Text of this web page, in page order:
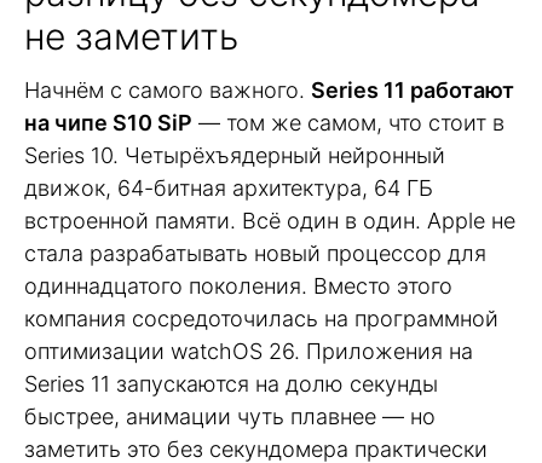
не заметить
Начнём с самого важного. Series 11 работают
на чипе S10 SiP — том же самом, что стоит в
Series 10. Четырёхъядерный нейронный
движок, 64-битная архитектура, 64 ГБ
встроенной памяти. Всё один в один. Apple не
стала разрабатывать новый процессор для
одиннадцатого поколения. Вместо этого
компания сосредоточилась на программной
оптимизации watchOS 26. Приложения на
Series 11 запускаются на долю секунды
быстрее, анимации чуть плавнее — но
заметить это без секундомера практически